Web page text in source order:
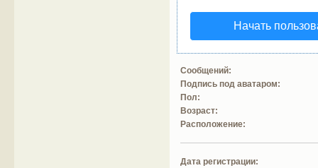
Начать
Сообщений:
Подпись под аватаром:
Пол:
Возраст:
Расположение:
Дата регистрации: